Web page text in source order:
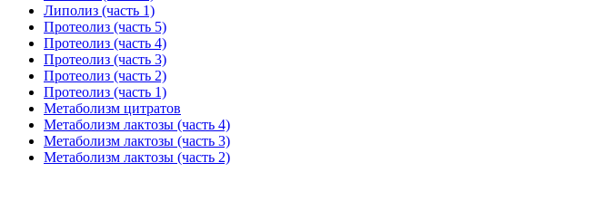
Липолиз (часть 1)
Протеолиз (часть 5)
Протеолиз (часть 4)
Протеолиз (часть 3)
Протеолиз (часть 2)
Протеолиз (часть 1)
Метаболизм цитратов
Метаболизм лактозы (часть 4)
Метаболизм лактозы (часть 3)
Метаболизм лактозы (часть 2)